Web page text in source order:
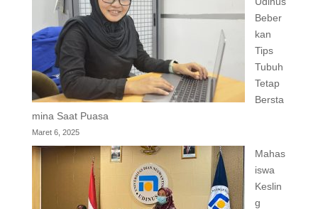
Beber
kan
Tips
Tubuh
Tetap
Bersta
mina Saat Puasa
Maret 6, 2025
Mahas
iswa
Keslin
g